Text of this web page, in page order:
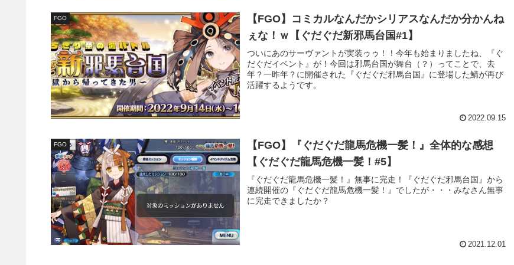
FGO
【FGO】コミカルなんだかシリアスなんだか分かんね
ぇな！ｗ【ぐだぐだ新邪馬台国#1】
ついにあのサーヴァントが実装ゥゥ！！今年も始まりましたね、『ぐ
だぐだイベント』が！今回は邪馬台国が舞台（？）ってことで、去
年？一昨年？に開催された『ぐだぐだ邪馬台国』に登場した鯖が再び
活躍するようです。
2022.09.15
FGO
【FGO】『ぐだぐだ龍馬危機一髪！』全体的な感想
【ぐだぐだ龍馬危機一髪！#5】
『ぐだぐだ龍馬危機一髪！』無事に完走！『ぐだぐだ邪馬台国』から
連続開催の『ぐだぐだ龍馬危機一髪！』でしたが・・・みなさん無事
に完走できましたか？
2021.12.01